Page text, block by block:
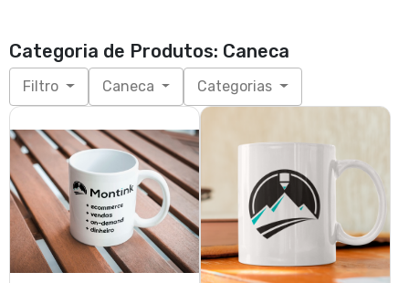
Categoria de Produtos: Caneca
Filtro Caneca Categorias